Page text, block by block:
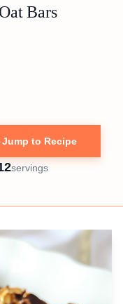
Bars
Jump to Recipe
servings